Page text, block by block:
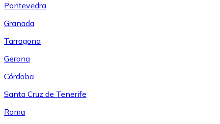
Pontevedra
Granada
Tarragona
Gerona
Córdoba
Santa Cruz de Tenerife
Roma